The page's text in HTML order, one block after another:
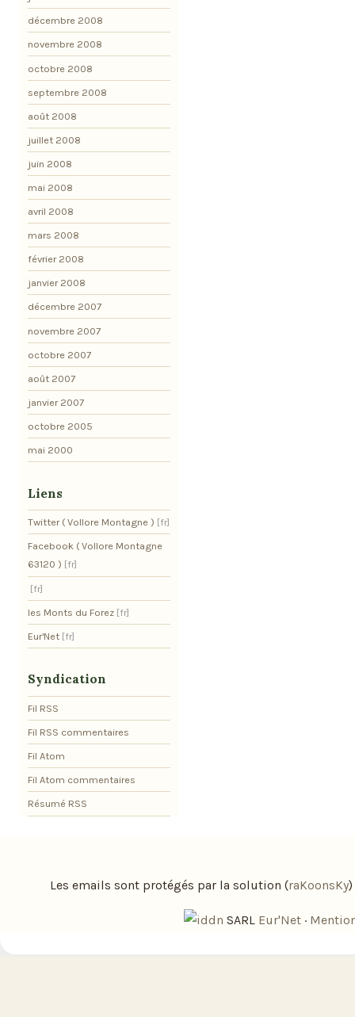
décembre 2008
novembre 2008
octobre 2008
septembre 2008
août 2008
juillet 2008
juin 2008
mai 2008
avril 2008
mars 2008
février 2008
janvier 2008
décembre 2007
novembre 2007
octobre 2007
août 2007
janvier 2007
octobre 2005
mai 2000
Liens
Twitter ( Vollore Montagne )
Facebook ( Vollore Montagne
63120 )
les Monts du Forez
Eur'Net
Syndication
Fil RSS
Fil RSS commentaires
Fil Atom
Fil Atom commentaires
Résumé RSS
Les emails sont protégés par la solution (raKoonsKy)
SARL Eur'Net ·